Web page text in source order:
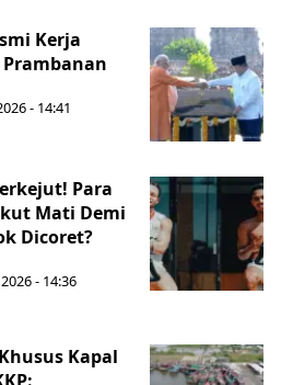
Kerja
Prambanan
- 14:41
Para
Mati Demi
Dicoret?
- 14:36
Kapal